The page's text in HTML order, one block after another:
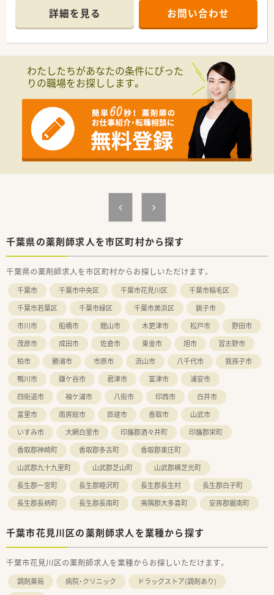
個人宅まで多岐に渡りますので薬剤師としてスキルを磨ける環
境です。
ケアマネージャーとも話す機会もあり。患者様を包括した取り
組みが可能！
■ワークライフバランスを実現するために様々な勤務形態があ
ります。
■結婚や出産、その他の環境の変化に応じた希望の勤務形態を選
択する事が可能ですので、無理なく就業することが可能です。
■緩和薬物療法認定薬剤師、ケアマネージャー、介護福祉士も在
籍しております。
■保育費補助制度があり、お子様のいらっしゃる社員のサポート
にも力を入れています。
詳細を見る お問い合わせ
わたしたちがあなたの条件にぴった
りの職場をお探しします。
千葉県の薬剤師求人を市区町村から探す
千葉県の薬剤師求人を市区町村からお探しいただけます。
千葉市 千葉市中央区 千葉市花見川区
千葉市稲毛区
千葉市若葉区
千葉市緑区 千葉市美浜区
銚子市
市川市
船橋市 館山市 木更津市 松戸市
野田市
茂原市
成田市 佐倉市 東金市 旭市
習志野市
柏市
勝浦市 市原市 流山市 八千代市
我孫子市
鴨川市
鎌ケ谷市 君津市 富津市
浦安市
四街道市
袖ケ浦市 八街市 印西市
白井市
富里市
南房総市 匝瑳市 香取市
山武市
いすみ市
大網白里市 印旛郡酒々井町
印旛郡栄町
香取郡神崎町
香取郡多古町
香取郡東庄町
山武郡九十九里町
山武郡芝山町
山武郡横芝光町
長生郡一宮町
長生郡睦沢町 長生郡長生村
長生郡白子町
長生郡長柄町
長生郡長南町 夷隅郡大多喜町 安房郡鋸南町
千葉市花見川区の薬剤師求人を業種から探す
千葉市花見川区の薬剤師求人を業種からお探しいただけます。
調剤薬局 病院・クリニック
ドラッグストア(調剤あり)